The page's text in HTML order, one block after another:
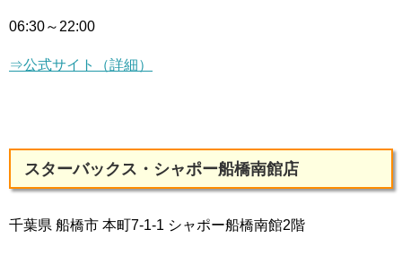
06:30～22:00
⇒公式サイト（詳細）
スターバックス・シャポー船橋南館店
千葉県 船橋市 本町7-1-1 シャポー船橋南館2階